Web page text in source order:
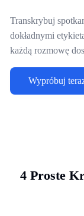
Transkrybuj
dokładnymi
każdą rozmowę
Wypróbuj
4 Proste